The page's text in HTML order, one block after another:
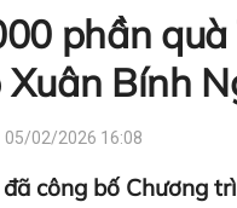
phần
Bính
05/02/2026 16:08
công bố Chương